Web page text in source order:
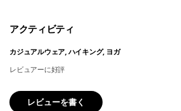
アクティビティ
カジュアルウェア, ハイキング, ヨガ
レビュアーに好評
レビューを書く